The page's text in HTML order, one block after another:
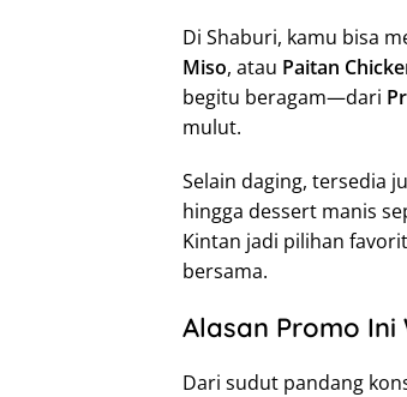
Di Shaburi, kamu bisa
Miso, atau Paitan
begitu beragam—dari
mulut.
Selain daging, tersedia
hingga dessert manis
Kintan jadi pilihan
bersama.
Alasan Promo Ini
Dari sudut pandang